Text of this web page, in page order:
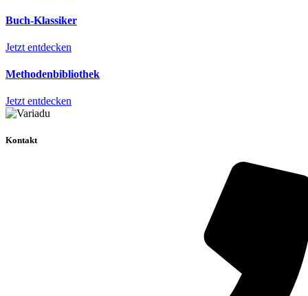
Buch-Klassiker
Jetzt entdecken
Methodenbibliothek
Jetzt entdecken
Kontakt